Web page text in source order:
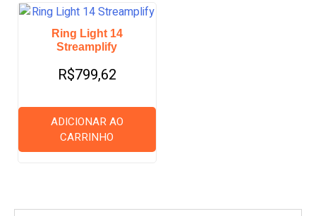
Ring Light 14
Streamplify
R$799,62
ADICIONAR AO
CARRINHO